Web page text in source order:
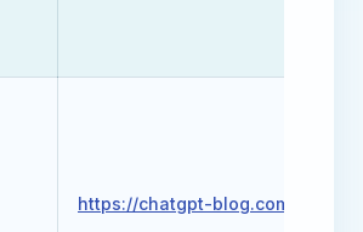
https://chatgpt-blog.com